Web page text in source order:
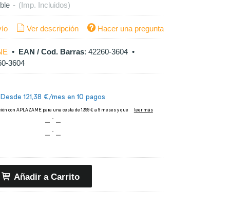
- (Imp. Incluidos)
Ver descripción Hacer una pregunta
• EAN / Cod. Barras: 42260-3604•
3604
Añadir a Carrito